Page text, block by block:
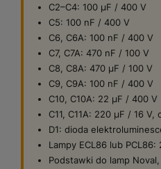
C2–C4: 100 µF / 400 V
C5: 100 nF / 400 V
C6, C6A: 100 nF / 400 V
C7, C7A: 470 nF / 100 V
C8, C8A: 470 µF / 100 V
C9, C9A: 100 nF / 400 V
C10, C10A: 22 µF / 400 V
C11, C11A: 220 µF / 16 V,
D1: dioda
Lampy ECL86 lub PCL86:
Podstawki do lamp